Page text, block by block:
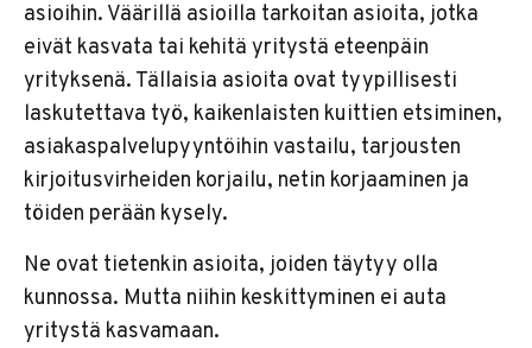
asioihin. Väärillä asioilla tarkoitan asioita, jotka
eivät kasvata tai kehitä yritystä eteenpäin
yrityksenä. Tällaisia asioita ovat tyypillisesti
laskutettava työ, kaikenlaisten kuittien etsiminen,
asiakaspalvelupyyntöihin vastailu, tarjousten
kirjoitusvirheiden korjailu, netin korjaaminen ja
töiden perään kysely.
Ne ovat tietenkin asioita, joiden täytyy olla
kunnossa. Mutta niihin keskittyminen ei auta
yritystä kasvamaan.